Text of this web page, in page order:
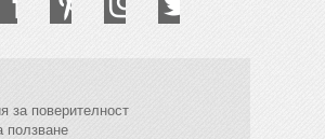
за поверителност
ползване